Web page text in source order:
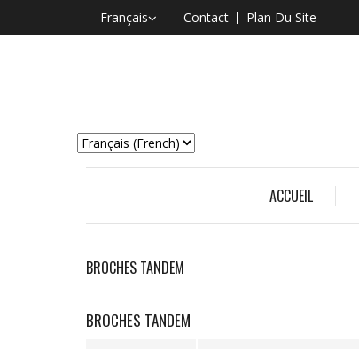
Français Contact Plan Du Site
ACCUEIL
BROCHES TANDEM
BROCHES TANDEM